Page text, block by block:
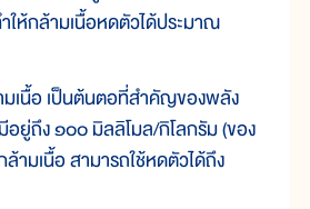
ให้กล้ามเนื้อหดตัวได้ประมาณ
เนื้อ เป็นต้นตอที่สำคัญของพลัง
อยู่ถึง ๑๐๐ มิลลิโมล/กิโลกรัม (ของ
ล้ามเนื้อ สามารถใช้หดตัวได้ถึง